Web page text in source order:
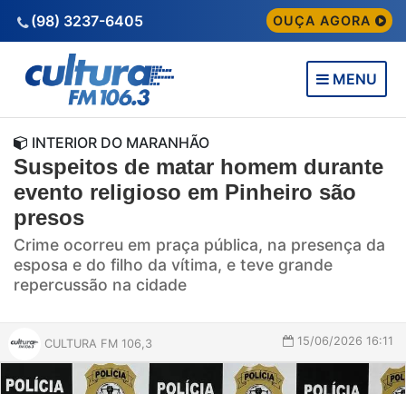
(98) 3237-6405 OUÇA AGORA
MENU
INTERIOR DO MARANHÃO
Suspeitos de matar homem durante
evento religioso em Pinheiro são
presos
Crime ocorreu em praça pública, na presença da
esposa e do filho da vítima, e teve grande
repercussão na cidade
CULTURA FM 106,3 15/06/2026 16:11